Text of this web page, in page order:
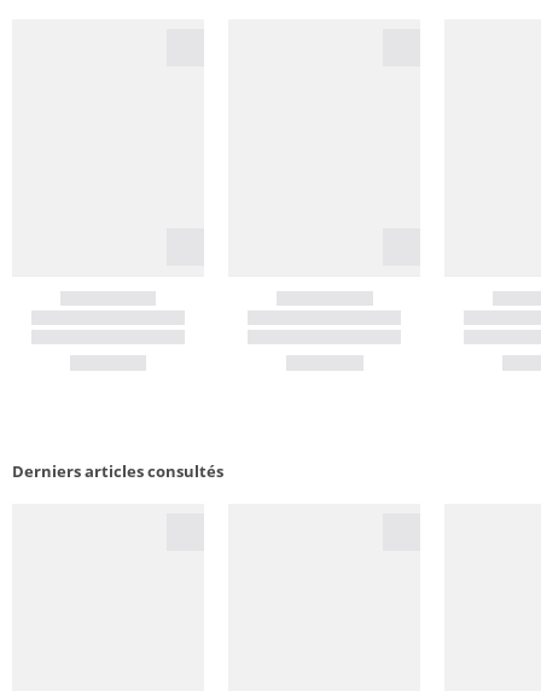
Derniers articles consultés